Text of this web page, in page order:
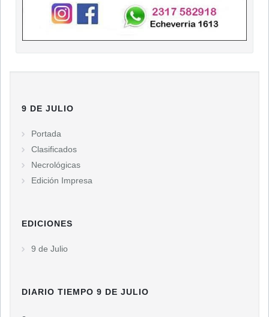
9 DE JULIO
Portada
Clasificados
Necrológicas
Edición Impresa
EDICIONES
9 de Julio
DIARIO TIEMPO 9 DE JULIO